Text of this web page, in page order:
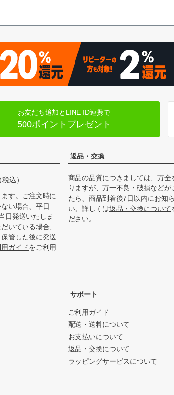
お友だち追加とLINE ID連携で
500ポイントプレゼント
税込）
す。ご注文時に
い場合、平日
日発送いたしま
いている場合、
管した後に発送
用ガイドをご利用
返品・交換
商品の品質につきましては、万全
りますが、万一不良・破損などが
たら、商品到着後7日以内にお知
い。詳しくは返品・交換について
ださい。
サポート
ご利用ガイド
配送・送料について
お支払いについて
返品・交換について
ラッピングサービスについて